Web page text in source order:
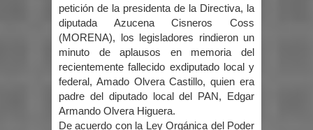
petición de la presidenta de la Directiva, la
diputada Azucena Cisneros Coss
(MORENA), los legisladores rindieron un
minuto de aplausos en memoria del
recientemente fallecido exdiputado local y
federal, Amado Olvera Castillo, quien era
padre del diputado local del PAN, Edgar
Armando Olvera Higuera.
De acuerdo con la Ley Orgánica del Poder